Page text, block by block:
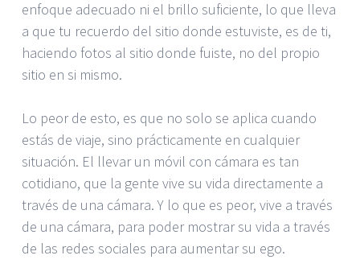
enfoque adecuado ni el brillo suficiente, lo que lleva
a que tu recuerdo del sitio donde estuviste, es de ti,
haciendo fotos al sitio donde fuiste, no del propio
sitio en si mismo.
Lo peor de esto, es que no solo se aplica cuando
estás de viaje, sino prácticamente en cualquier
situación. El llevar un móvil con cámara es tan
cotidiano, que la gente vive su vida directamente a
través de una cámara. Y lo que es peor, vive a través
de una cámara, para poder mostrar su vida a través
de las redes sociales para aumentar su ego.